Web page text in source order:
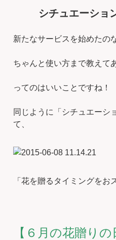
シチュエーショ
新たなサービスを始めたの
ちゃんと使い方まで教えて
ってのはいいことですね！
同じように「シチュエーシ
て、
「花を贈るタイミングをお
【６月の花贈りの